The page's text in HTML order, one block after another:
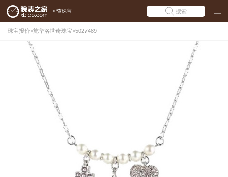
> 查珠宝 搜索
珠宝报价>施华洛世奇珠宝>5027489